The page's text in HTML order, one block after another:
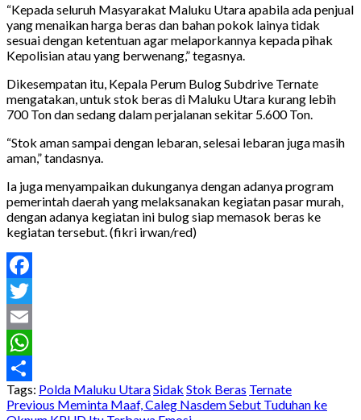
“Kepada seluruh Masyarakat Maluku Utara apabila ada penjual
yang menaikan harga beras dan bahan pokok lainya tidak
sesuai dengan ketentuan agar melaporkannya kepada pihak
Kepolisian atau yang berwenang,” tegasnya.
Dikesempatan itu, Kepala Perum Bulog Subdrive Ternate
mengatakan, untuk stok beras di Maluku Utara kurang lebih
700 Ton dan sedang dalam perjalanan sekitar 5.600 Ton.
“Stok aman sampai dengan lebaran, selesai lebaran juga masih
aman,” tandasnya.
Ia juga menyampaikan dukunganya dengan adanya program
pemerintah daerah yang melaksanakan kegiatan pasar murah,
dengan adanya kegiatan ini bulog siap memasok beras ke
kegiatan tersebut. (fikri irwan/red)
Facebook
Twitter
Email
WhatsApp
Share
Tags: Polda Maluku UtaraSidak Stok Beras Ternate
Post
Previous Meminta Maaf, Caleg Nasdem Sebut Tuduhan ke